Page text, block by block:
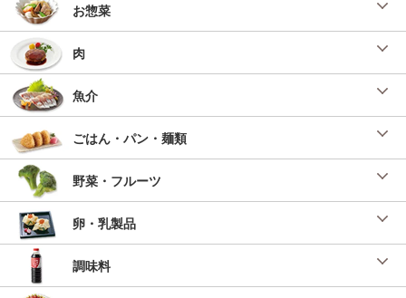
お惣菜
肉
魚介
ごはん・パン・麺類
野菜・フルーツ
卵・乳製品
調味料